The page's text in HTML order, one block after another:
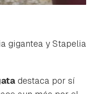
gigantea y Stapelia
destaca por sí